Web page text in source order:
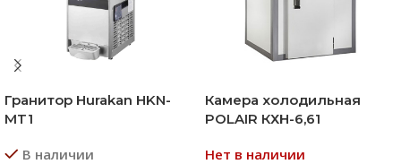
Гранитор Hurakan HKN-
MT1
В наличии
Камера холодильная
POLAIR КХН-6,61
Нет в наличии